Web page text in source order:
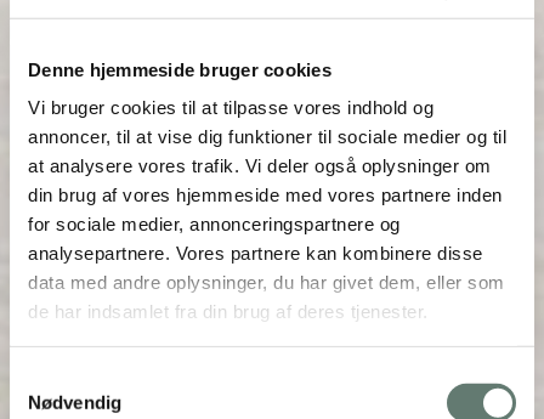
Denne hjemmeside bruger cookies
Vi bruger cookies til at tilpasse vores indhold og
annoncer, til at vise dig funktioner til sociale medier og til
at analysere vores trafik. Vi deler også oplysninger om
din brug af vores hjemmeside med vores partnere inden
for sociale medier, annonceringspartnere og
analysepartnere. Vores partnere kan kombinere disse
data med andre oplysninger, du har givet dem, eller som
de har indsamlet fra din brug af deres tjenester.
Nødvendig